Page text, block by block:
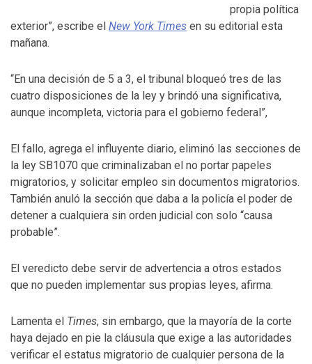
propia política
exterior”, escribe el New York Times en su editorial esta
mañana.
“En una decisión de 5 a 3, el tribunal bloqueó tres de las
cuatro disposiciones de la ley y brindó una significativa,
aunque incompleta, victoria para el gobierno federal”,
El fallo, agrega el influyente diario, eliminó las secciones de
la ley SB1070 que criminalizaban el no portar papeles
migratorios, y solicitar empleo sin documentos migratorios.
También anuló la sección que daba a la policía el poder de
detener a cualquiera sin orden judicial con solo “causa
probable”.
El veredicto debe servir de advertencia a otros estados
que no pueden implementar sus propias leyes, afirma.
Lamenta el Times, sin embargo, que la mayoría de la corte
haya dejado en pie la cláusula que exige a las autoridades
verificar el estatus migratorio de cualquier persona de la